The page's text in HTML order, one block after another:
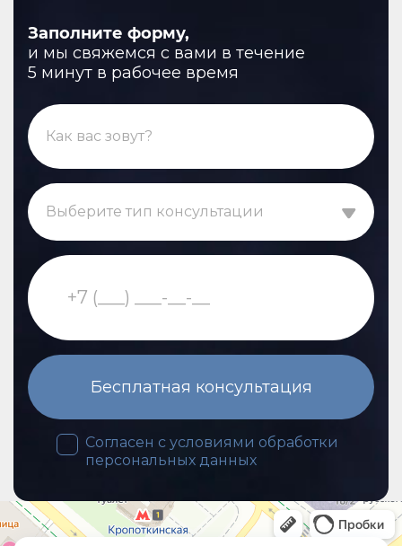
Заполните форму,
и мы свяжемся с вами в течение
5 минут в рабочее время
Выберите тип консультации
Бесплатная консультация
Согласен с условиями обработки
персональных данных